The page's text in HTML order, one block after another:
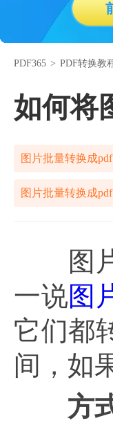
PDF365 > PDF转换教
如何将
图片批量转换成pdf
图片批量转换成
图片
一说图
它们都
间，如
方